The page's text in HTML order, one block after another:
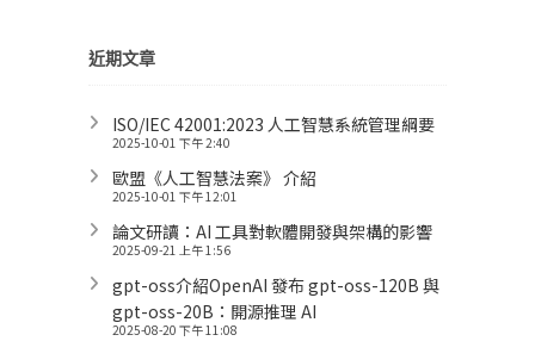
近期文章
ISO/IEC 42001:2023 人工智慧系統管理綱要
2025-10-01 下午 2:40
歐盟《人工智慧法案》 介紹
2025-10-01 下午 12:01
論文研讀：AI 工具對軟體開發與架構的影響
2025-09-21 上午 1:56
gpt-oss介紹OpenAI 發布 gpt-oss-120B 與
gpt-oss-20B：開源推理 AI
2025-08-20 下午 11:08